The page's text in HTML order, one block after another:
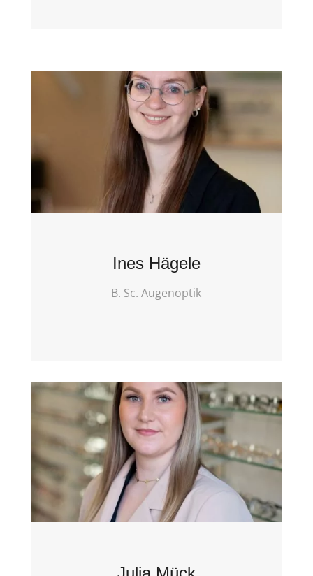
Ines Hägele
B. Sc. Augenoptik